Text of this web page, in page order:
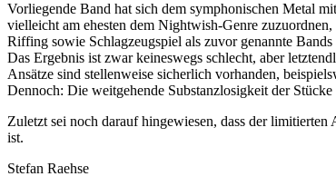
Vorliegende Band hat sich dem symphonischen Metal
vielleicht am ehesten dem Nightwish-Genre
Riffing sowie Schlagzeugspiel als zuvor genannte
Das Ergebnis ist zwar keineswegs schlecht, aber
Ansätze sind stellenweise sicherlich vorhanden,
Dennoch: Die weitgehende Substanzlosigkeit der
Zuletzt sei noch darauf hingewiesen, dass der
ist.
Stefan Raehse